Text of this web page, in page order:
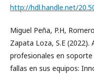
http://hdl.handle.net/
Miguel Peña, P.H,
Zapata Loza, S.E
profesionales en
fallas en sus equipos: